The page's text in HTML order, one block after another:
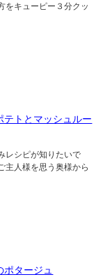
をキューピー３分クッ
トとマッシュルー
レシピが知りたいで
主人様を思う奥様から
ポタージュ